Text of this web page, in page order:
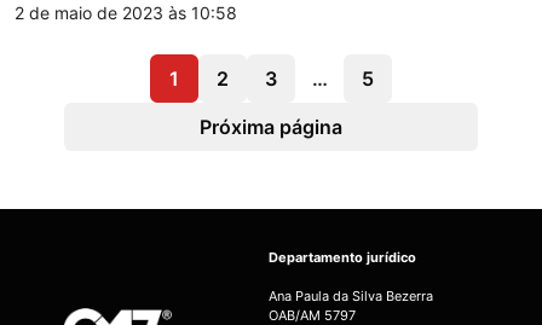
2 de maio de 2023 às 10:58
1 2 3 …
5
Próxima página
Departamento jurídico
Ana Paula da Silva Bezerra
OAB/AM 5797